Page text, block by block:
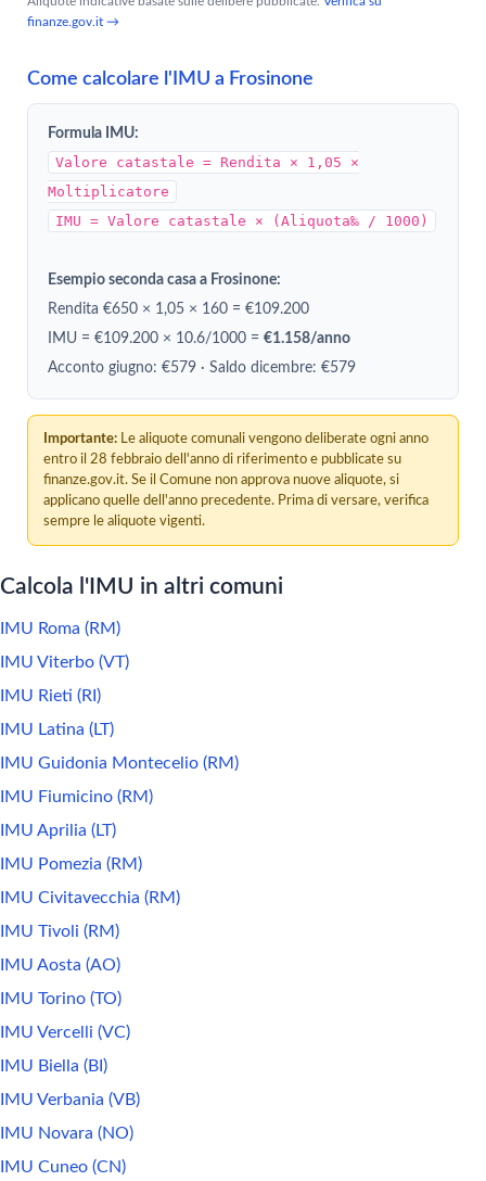
finanze.gov.it →
Come calcolare l'IMU a Frosinone
Formula IMU:
Valore catastale = Rendita × 1,05 ×
Moltiplicatore
IMU = Valore catastale × (Aliquota‰ / 1000)
Esempio seconda casa a Frosinone:
Rendita €650 × 1,05 × 160 = €109.200
IMU = €109.200 × 10.6/1000 = €1.158/anno
Acconto giugno: €579 · Saldo dicembre: €579
Importante: Le aliquote comunali vengono deliberate ogni anno
entro il 28 febbraio dell'anno di riferimento e pubblicate su
finanze.gov.it. Se il Comune non approva nuove aliquote, si
applicano quelle dell'anno precedente. Prima di versare, verifica
sempre le aliquote vigenti.
Calcola l'IMU in altri comuni
IMU Roma (RM)
IMU Viterbo (VT)
IMU Rieti (RI)
IMU Latina (LT)
IMU Guidonia Montecelio (RM)
IMU Fiumicino (RM)
IMU Aprilia (LT)
IMU Pomezia (RM)
IMU Civitavecchia (RM)
IMU Tivoli (RM)
IMU Aosta (AO)
IMU Torino (TO)
IMU Vercelli (VC)
IMU Biella (BI)
IMU Verbania (VB)
IMU Novara (NO)
IMU Cuneo (CN)